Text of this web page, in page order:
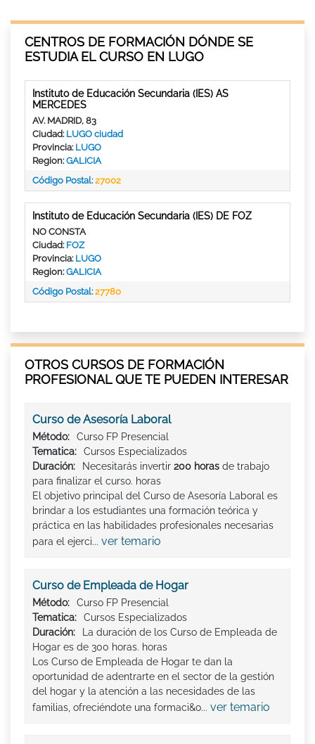
CENTROS DE FORMACIÓN DÓNDE SE
ESTUDIA EL CURSO EN LUGO
Instituto de Educación Secundaria (IES) AS
MERCEDES
AV. MADRID, 83
Ciudad: LUGO ciudad
Provincia: LUGO
Region:GALICIA
Código Postal:27002
Instituto de Educación Secundaria (IES) DE FOZ
NO CONSTA
Ciudad: FOZ
Provincia: LUGO
Region:GALICIA
Código Postal:27780
OTROS CURSOS DE FORMACIÓN
PROFESIONAL QUE TE PUEDEN INTERESAR
Curso de Asesoría Laboral
Método:
Curso FP Presencial
Tematica:
Cursos Especializados
Duración:
Necesitarás invertir 200 horas de trabajo
para finalizar el curso. horas
El objetivo principal del Curso de Asesoría Laboral es
brindar a los estudiantes una formación teórica y
práctica en las habilidades profesionales necesarias
para el ejerci... ver temario
Curso de Empleada de Hogar
Método:
Curso FP Presencial
Tematica:
Cursos Especializados
Duración:
La duración de los Curso de Empleada de
Hogar es de 300 horas. horas
Los Curso de Empleada de Hogar te dan la
oportunidad de adentrarte en el sector de la gestión
del hogar y la atención a las necesidades de las
familias, ofreciéndote una formaci&o... ver temario